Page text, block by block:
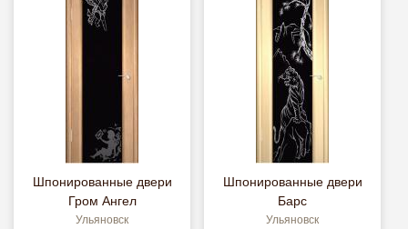
Шпонированные двери
Гром Ангел
Ульяновск
Шпонированные двери
Барс
Ульяновск